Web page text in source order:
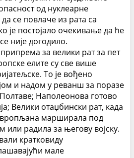
од нуклеарне
се повлаче из рата са
је постојало очекивање да ће
није догодило.
за велики рат за пет
елите су све више
То је вођено
и надом у реванш за поразе
Наполеонова готово
Велики отаџбински рат, када
марширала под
или радила за његову војску.
кратковиду
мале